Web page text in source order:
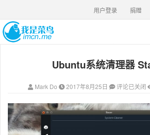
捐赠
用户登录
Ubuntu系统清理器
Mark Do 2017年8月25日 评论已关闭